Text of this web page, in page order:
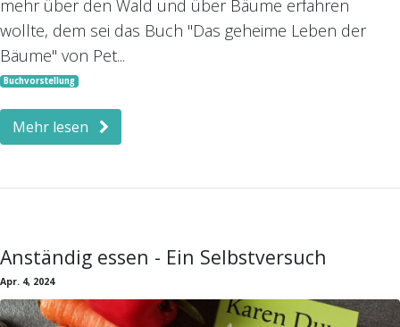
mehr über den Wald und über Bäume erfahren
wollte, dem sei das Buch "Das geheime Leben der
Bäume" von Pet...
Buchvorstellung
Mehr lesen
Anständig essen - Ein Selbstversuch
Apr. 4, 2024